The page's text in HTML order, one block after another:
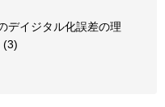
デイジタル化誤差の理
(3)